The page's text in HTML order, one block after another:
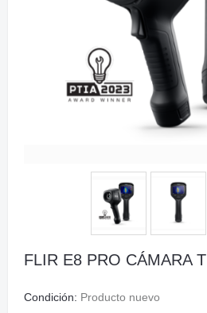
FLIR E8 PRO CÁMARA
Condición: Producto nuevo